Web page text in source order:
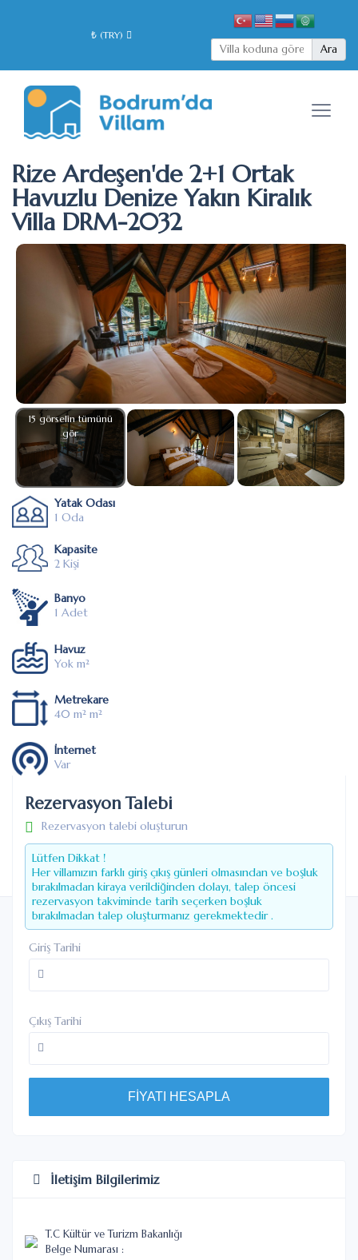
₺ (TRY)
Ara
Rize Ardeşen'de 2+1 Ortak
Havuzlu Denize Yakın Kiralık
Villa DRM-2032
15 görselin tümünü
gör
Yatak Odası
1 Oda
Kapasite
2 Kişi
Banyo
1 Adet
Havuz
Yok m²
Metrekare
40 m² m²
İnternet
Var
Park Yeri
Var Araç
Klima
Var
Rezervasyon Talebi
Rezervasyon talebi oluşturun
Lütfen Dikkat !
Her villamızın farklı giriş çıkış günleri olmasından ve boşluk
bırakılmadan kiraya verildiğinden dolayı, talep öncesi
rezervasyon takviminde tarih seçerken boşluk
bırakılmadan talep oluşturmanız gerekmektedir .
Giriş Tarihi
Çıkış Tarihi
FİYATI HESAPLA
İletişim Bilgilerimiz
T.C Kültür ve Turizm Bakanlığı
Belge Numarası :